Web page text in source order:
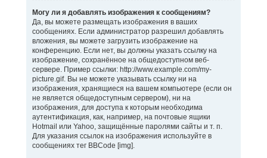
Могу ли я добавлять изображения к сообщениям?
Да, вы можете размещать изображения в ваших
сообщениях. Если администратор разрешил добавлять
вложения, вы можете загрузить изображение на
конференцию. Если нет, вы должны указать ссылку на
изображение, сохранённое на общедоступном веб-
сервере. Пример ссылки: http://www.example.com/my-
picture.gif. Вы не можете указывать ссылку ни на
изображения, хранящиеся на вашем компьютере (если он
не является общедоступным сервером), ни на
изображения, для доступа к которым необходима
аутентификация, как, например, на почтовые ящики
Hotmail или Yahoo, защищённые паролями сайты и т. п.
Для указания ссылок на изображения используйте в
сообщениях тег BBCode [img].